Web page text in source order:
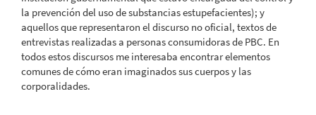
la prevención del uso de substancias estupefacientes); y
aquellos que representaron el discurso no oficial, textos de
entrevistas realizadas a personas consumidoras de PBC. En
todos estos discursos me interesaba encontrar elementos
comunes de cómo eran imaginados sus cuerpos y las
corporalidades.